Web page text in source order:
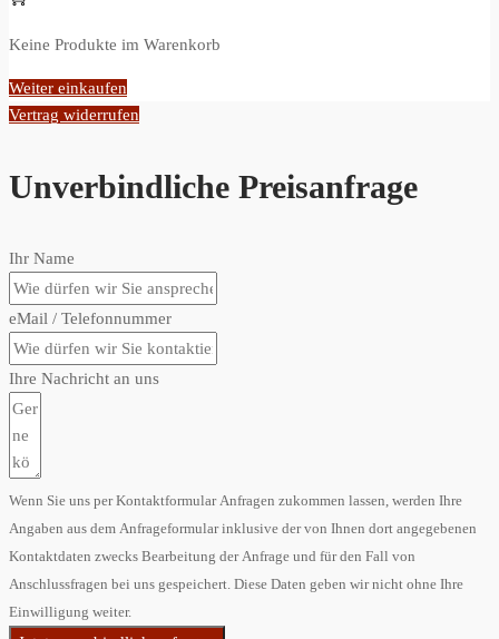
Keine Produkte im Warenkorb
Weiter einkaufen
Vertrag widerrufen
Unverbindliche Preisanfrage
Ihr Name
eMail / Telefonnummer
Ihre Nachricht an uns
Wenn Sie uns per Kontaktformular Anfragen zukommen lassen, werden Ihre
Angaben aus dem Anfrageformular inklusive der von Ihnen dort angegebenen
Kontaktdaten zwecks Bearbeitung der Anfrage und für den Fall von
Anschlussfragen bei uns gespeichert. Diese Daten geben wir nicht ohne Ihre
Einwilligung weiter.